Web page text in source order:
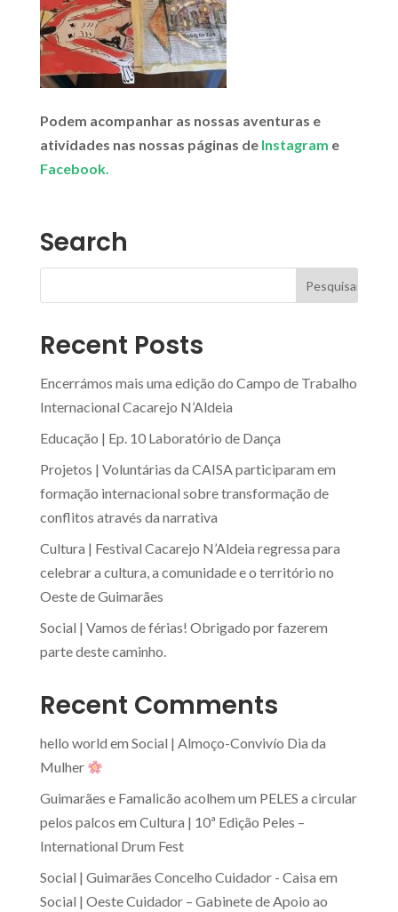
Podem acompanhar as nossas aventuras e
atividades nas nossas páginas de Instagram e
Facebook.
Search
Recent Posts
Encerrámos mais uma edição do Campo de Trabalho
Internacional Cacarejo N’Aldeia
Educação | Ep. 10 Laboratório de Dança
Projetos | Voluntárias da CAISA participaram em
formação internacional sobre transformação de
conflitos através da narrativa
Cultura | Festival Cacarejo N’Aldeia regressa para
celebrar a cultura, a comunidade e o território no
Oeste de Guimarães
Social | Vamos de férias! Obrigado por fazerem
parte deste caminho.
Recent Comments
hello world em Social | Almoço-Convivío Dia da
Mulher
Guimarães e Famalicão acolhem um PELES a circular
pelos palcos em Cultura | 10ª Edição Peles –
International Drum Fest
Social | Guimarães Concelho Cuidador - Caisa em
Social | Oeste Cuidador – Gabinete de Apoio ao